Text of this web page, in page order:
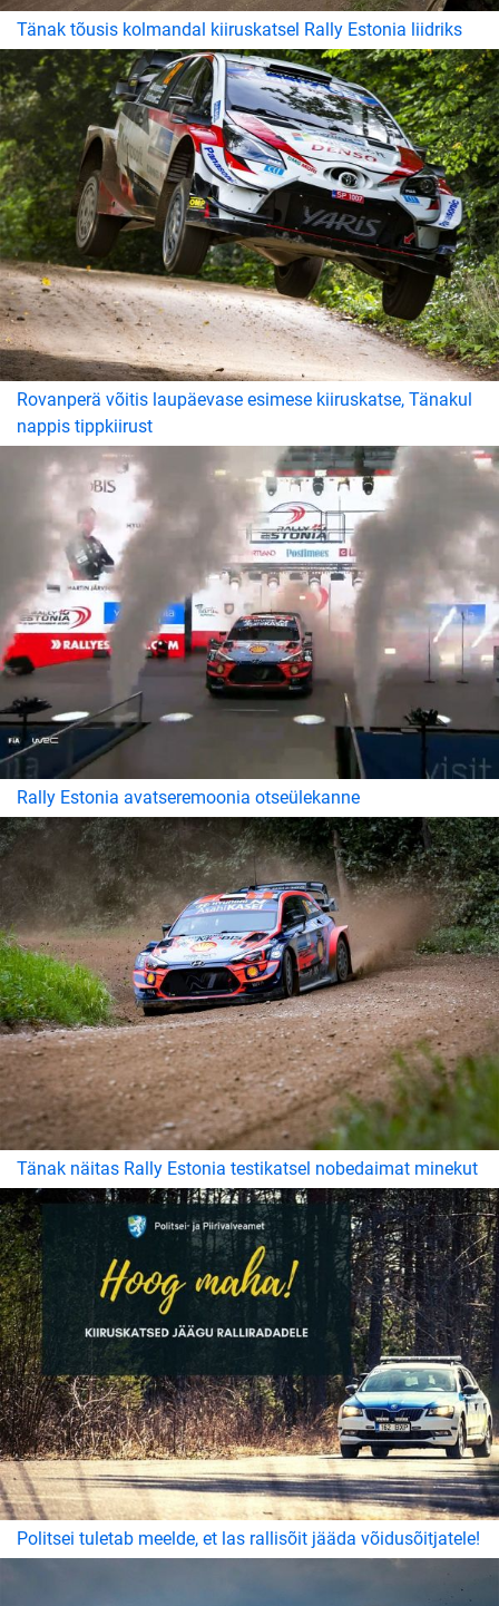
Tänak tõusis kolmandal kiiruskatsel Rally Estonia liidriks
Rovanperä võitis laupäevase esimese kiiruskatse, Tänakul
nappis tippkiirust
Rally Estonia avatseremoonia otseülekanne
Tänak näitas Rally Estonia testikatsel nobedaimat minekut
Politsei tuletab meelde, et las rallisõit jääda võidusõitjatele!